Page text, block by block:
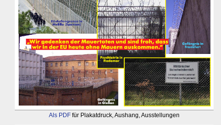
Als PDF für Plakatdruck, Aushang, Ausstellungen